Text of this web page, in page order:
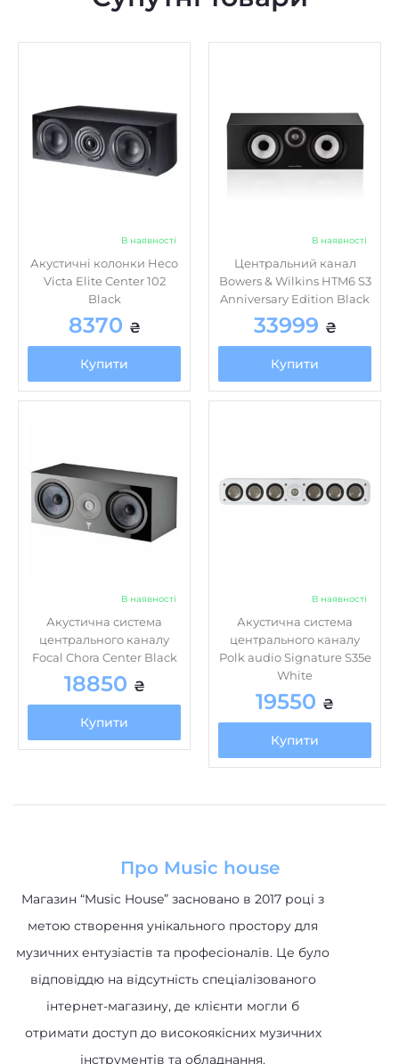
Акустичні колонки Heco
Black
8370
Купити
Центральний канал
Anniversary Edition Black
33999₴
Купити
Акустична система
Focal Chora Center Black
18850₴
Купити
Акустична система
Polk audio Signature S35e
White
19550
Купити
Магазин “Music House” засновано в 2017 році з
метою створення унікального простору для
музичних ентузіастів та професіоналів. Це було
відповіддю на відсутність спеціалізованого
інтернет-магазину, де клієнти могли б
отримати доступ до високоякісних музичних
інструментів та обладнання.